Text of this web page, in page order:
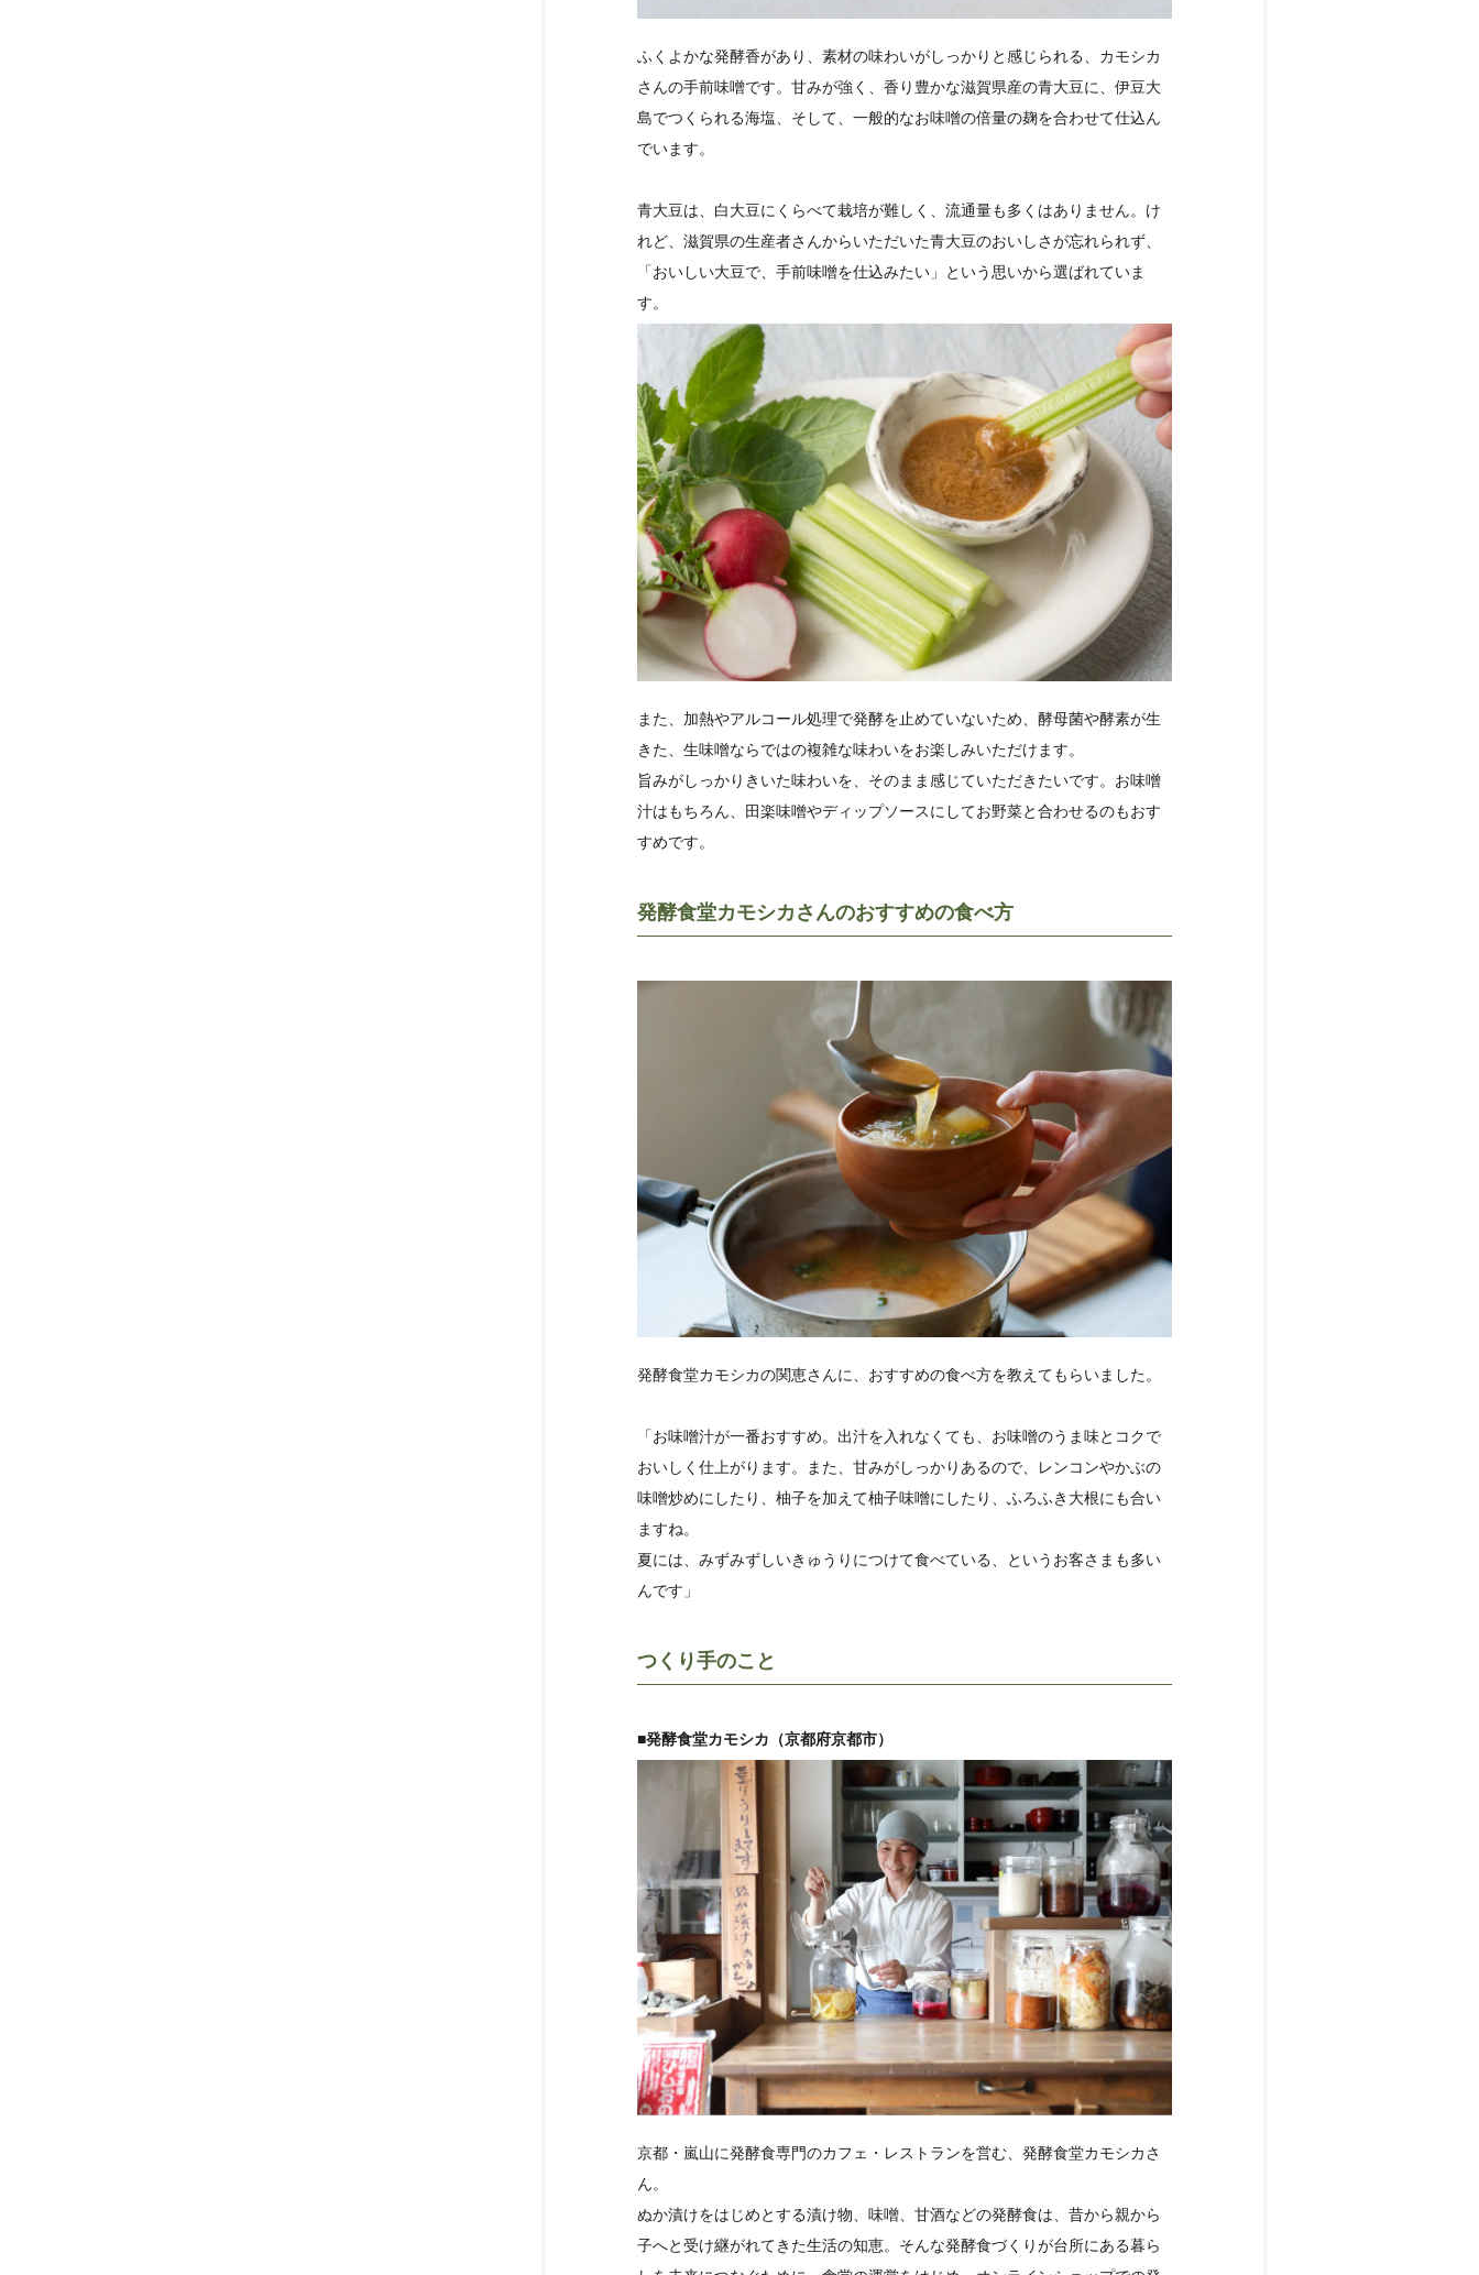
ふくよかな発酵香があり、素材の味わいがしっかりと感じられる、カモシカ
さんの手前味噌です。甘みが強く、香り豊かな滋賀県産の青大豆に、伊豆大
島でつくられる海塩、そして、一般的なお味噌の倍量の麹を合わせて仕込ん
でいます。
青大豆は、白大豆にくらべて栽培が難しく、流通量も多くはありません。け
れど、滋賀県の生産者さんからいただいた青大豆のおいしさが忘れられず、
「おいしい大豆で、手前味噌を仕込みたい」という思いから選ばれていま
す。
また、加熱やアルコール処理で発酵を止めていないため、酵母菌や酵素が生
きた、生味噌ならではの複雑な味わいをお楽しみいただけます。
旨みがしっかりきいた味わいを、そのまま感じていただきたいです。お味噌
汁はもちろん、田楽味噌やディップソースにしてお野菜と合わせるのもおす
すめです。
発酵食堂カモシカさんのおすすめの食べ方
発酵食堂カモシカの関恵さんに、おすすめの食べ方を教えてもらいました。
「お味噌汁が一番おすすめ。出汁を入れなくても、お味噌のうま味とコクで
おいしく仕上がります。また、甘みがしっかりあるので、レンコンやかぶの
味噌炒めにしたり、柚子を加えて柚子味噌にしたり、ふろふき大根にも合い
ますね。
夏には、みずみずしいきゅうりにつけて食べている、というお客さまも多い
んです」
つくり手のこと
■発酵食堂カモシカ（京都府京都市）
京都・嵐山に発酵食専門のカフェ・レストランを営む、発酵食堂カモシカさ
ん。
ぬか漬けをはじめとする漬け物、味噌、甘酒などの発酵食は、昔から親から
子へと受け継がれてきた生活の知恵。そんな発酵食づくりが台所にある暮ら